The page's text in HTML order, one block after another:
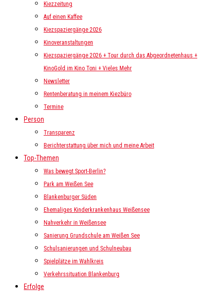
Kiezzeitung
Auf einen Kaffee
Kiezspaziergänge 2026
Kinoveranstaltungen
Kiezspaziergänge 2026 + Tour durch das Abgeordnetenhaus +
KinoGold im Kino Toni + Vieles Mehr
Newsletter
Rentenberatung in meinem Kiezbüro
Termine
Person
Transparenz
Berichterstattung über mich und meine Arbeit
Top-Themen
Was bewegt Sport-Berlin?
Park am Weißen See
Blankenburger Süden
Ehemaliges Kinderkrankenhaus Weißensee
Nahverkehr in Weißensee
Sanierung Grundschule am Weißen See
Schulsanierungen und Schulneubau
Spielplätze im Wahlkreis
Verkehrssituation Blankenburg
Erfolge